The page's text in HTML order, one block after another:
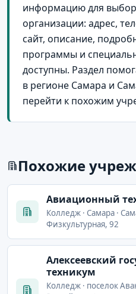
информацию для
организации: адрес,
сайт, описание,
программы и
доступны. Раздел
в регионе Самара и
перейти к похожим
Похожие
Авиационный
Колледж · Самара ·
Физкультурная, 92
Алексеевский
техникум
Колледж · поселок